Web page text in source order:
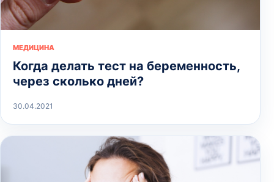
МЕДИЦИНА
Когда делать тест на беременность,
через сколько дней?
30.04.2021